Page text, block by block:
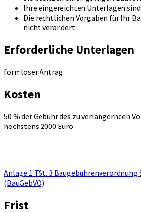
Ihre eingereichten Unterlagen
Die rechtlichen Vorgaben für Ihr
nicht verändert.
Erforderliche Unterlagen
formloser Antrag
Kosten
50 % der Gebühr des zu verlängernden
höchstens 2000 Euro
Anlage 1 TSt. 3
(BauGebVO)
Frist